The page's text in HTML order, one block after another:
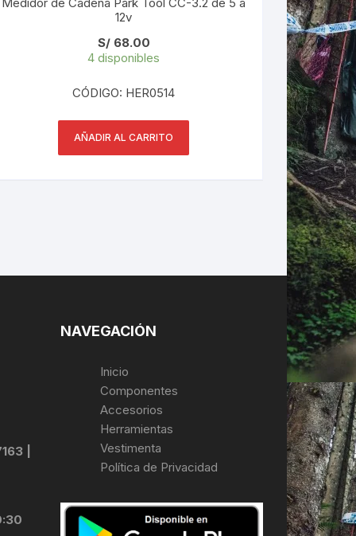
12v
S/68.00
4 disponibles
CÓDIGO: HER0514
AÑADIR AL CARRITO
|
NAVEGACIÓN
Inicio
Componentes
Accesorios
Herramientas
Vestimenta
Política de Privacidad